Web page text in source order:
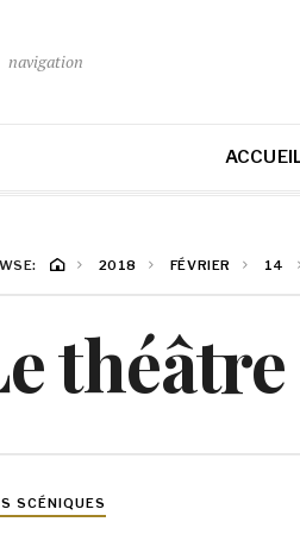
navigation
2018 FÉVRIER 14
SCÉNIQUES